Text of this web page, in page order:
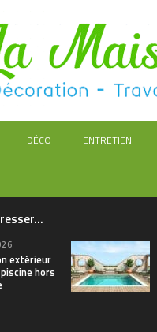
DÉCO ENTRETIEN
extérieur
hors